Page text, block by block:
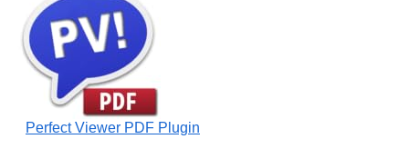
Perfect Viewer PDF Plugin